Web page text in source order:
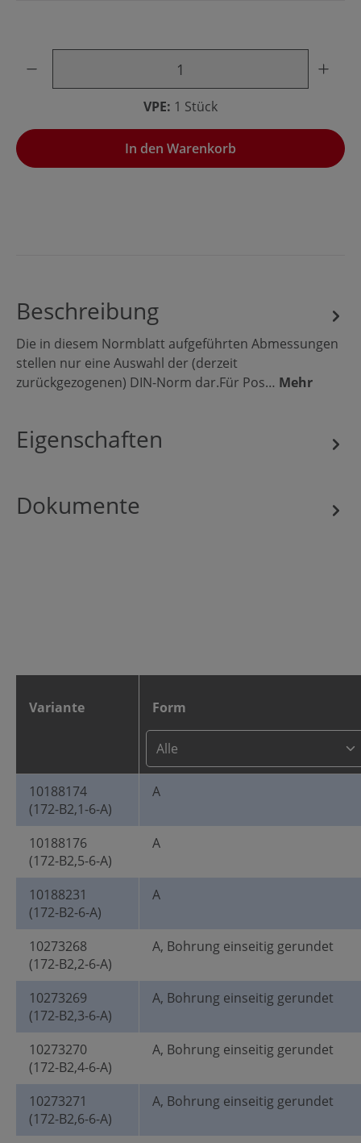
VPE: 1 Stück
In den Warenkorb
Beschreibung
Die in diesem Normblatt aufgeführten Abmessungen
stellen nur eine Auswahl der (derzeit
zurückgezogenen) DIN-Norm dar.Für Pos… Mehr
Eigenschaften
Dokumente
Variante Form
10188174
(172-B2,1-6-A)
A
10188176
(172-B2,5-6-A)
A
10188231
(172-B2-6-A)
A
10273268
(172-B2,2-6-A)
A, Bohrung einseitig gerundet
10273269
(172-B2,3-6-A)
A, Bohrung einseitig gerundet
10273270
(172-B2,4-6-A)
A, Bohrung einseitig gerundet
10273271
(172-B2,6-6-A)
A, Bohrung einseitig gerundet